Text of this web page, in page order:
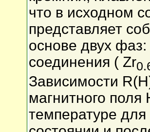
что в исходном
представляет
основе двух
соединения ( Zr
Зависимости
магнитного
температуре